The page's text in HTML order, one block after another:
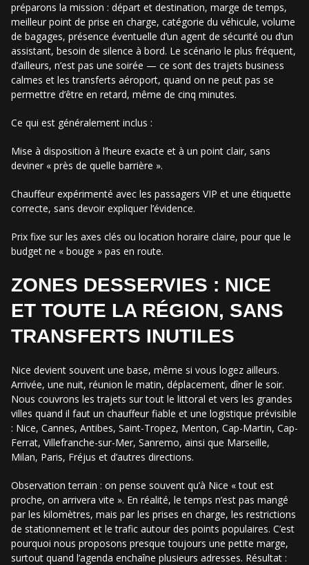
préparons la mission : départ et destination, marge de temps,
meilleur point de prise en charge, catégorie du véhicule, volume
de bagages, présence éventuelle d’un agent de sécurité ou d’un
assistant, besoin de silence à bord. Le scénario le plus fréquent,
d’ailleurs, n’est pas une soirée — ce sont des trajets business
calmes et les transferts aéroport, quand on ne peut pas se
permettre d’être en retard, même de cinq minutes.
Ce qui est généralement inclus :
Mise à disposition à l’heure exacte et à un point clair, sans
deviner « près de quelle barrière ».
Chauffeur expérimenté avec les passagers VIP et une étiquette
correcte, sans devoir expliquer l’évidence.
Prix fixe sur les axes clés ou location horaire claire, pour que le
budget ne « bouge » pas en route.
ZONES DESSERVIES : NICE
ET TOUTE LA RÉGION, SANS
TRANSFERTS INUTILES
Nice devient souvent une base, même si vous logez ailleurs.
Arrivée, une nuit, réunion le matin, déplacement, dîner le soir.
Nous couvrons les trajets sur tout le littoral et vers les grandes
villes quand il faut un chauffeur fiable et une logistique prévisible
: Nice, Cannes, Antibes, Saint-Tropez, Menton, Cap-Martin, Cap-
Ferrat, Villefranche-sur-Mer, Sanremo, ainsi que Marseille,
Milan, Paris, Fréjus et d’autres directions.
Observation terrain : on pense souvent qu’à Nice « tout est
proche, on arrivera vite ». En réalité, le temps n’est pas mangé
par les kilomètres, mais par les prises en charge, les restrictions
de stationnement et le trafic autour des points populaires. C’est
pourquoi nous proposons presque toujours une petite marge,
surtout quand l’agenda enchaîne plusieurs adresses. Résultat :